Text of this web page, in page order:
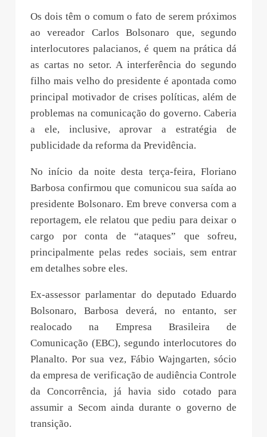
Os dois têm o comum o fato de serem próximos
ao vereador Carlos Bolsonaro que, segundo
interlocutores palacianos, é quem na prática dá
as cartas no setor. A interferência do segundo
filho mais velho do presidente é apontada como
principal motivador de crises políticas, além de
problemas na comunicação do governo. Caberia
a ele, inclusive, aprovar a estratégia de
publicidade da reforma da Previdência.
No início da noite desta terça-feira, Floriano
Barbosa confirmou que comunicou sua saída ao
presidente Bolsonaro. Em breve conversa com a
reportagem, ele relatou que pediu para deixar o
cargo por conta de “ataques” que sofreu,
principalmente pelas redes sociais, sem entrar
em detalhes sobre eles.
Ex-assessor parlamentar do deputado Eduardo
Bolsonaro, Barbosa deverá, no entanto, ser
realocado na Empresa Brasileira de
Comunicação (EBC), segundo interlocutores do
Planalto. Por sua vez, Fábio Wajngarten, sócio
da empresa de verificação de audiência Controle
da Concorrência, já havia sido cotado para
assumir a Secom ainda durante o governo de
transição.